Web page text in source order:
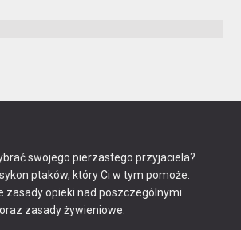
swojego pierzastego przyjaciela?
ptaków, który Ci w tym pomoże.
zasady opieki nad poszczególnymi
zasady żywieniowe.